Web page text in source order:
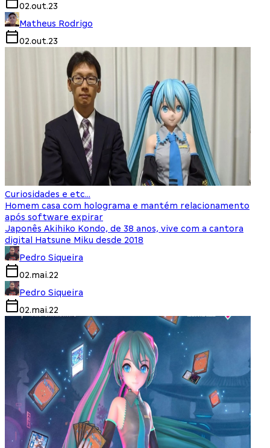
02.out.23
Matheus Rodrigo
02.out.23
Curiosidades e etc...
Homem casa com holograma e mantém relacionamento
após software expirar
Japonês Akihiko Kondo, de 38 anos, vive com a cantora
digital Hatsune Miku desde 2018
Pedro Siqueira
02.mai.22
Pedro Siqueira
02.mai.22